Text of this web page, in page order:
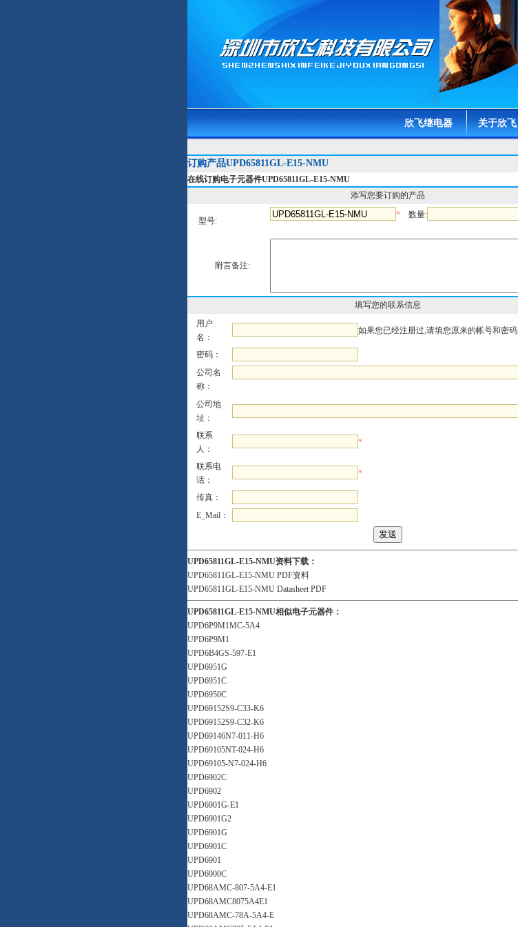
欣飞继电器 关于欣飞
订购产品UPD65811GL-E15-NMU
在线订购电子元器件UPD65811GL-E15-NMU
添写您要订购的产品
型号:
* 数量:
附言备注:
填写您的联系信息
用户
名：
如果您已经注册过,请填您原来的帐号和密码
密码：
公司名
称：
公司地
址：
联系
人：
*
联系电
话：
*
传真：
E_Mail：
UPD65811GL-E15-NMU资料下载：
UPD65811GL-E15-NMU PDF资料
UPD65811GL-E15-NMU Datasheet PDF
UPD65811GL-E15-NMU相似电子元器件：
UPD6P9M1MC-5A4
UPD6P9M1
UPD6B4GS-597-E1
UPD6951G
UPD6951C
UPD6950C
UPD69152S9-C33-K6
UPD69152S9-C32-K6
UPD69146N7-011-H6
UPD69105NT-024-H6
UPD69105-N7-024-H6
UPD6902C
UPD6902
UPD6901G-E1
UPD6901G2
UPD6901G
UPD6901C
UPD6901
UPD6900C
UPD68AMC-807-5A4-E1
UPD68AMC8075A4E1
UPD68AMC-78A-5A4-E